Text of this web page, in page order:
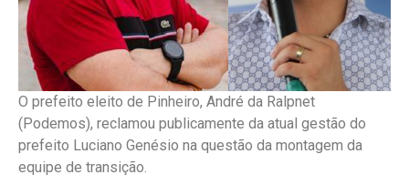
O prefeito eleito de Pinheiro, André da Ralpnet
(Podemos), reclamou publicamente da atual gestão do
prefeito Luciano Genésio na questão da montagem da
equipe de transição.